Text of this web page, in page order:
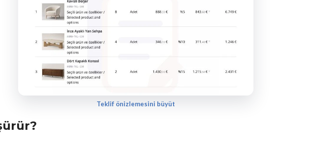
Teklif önizlemesini büyüt